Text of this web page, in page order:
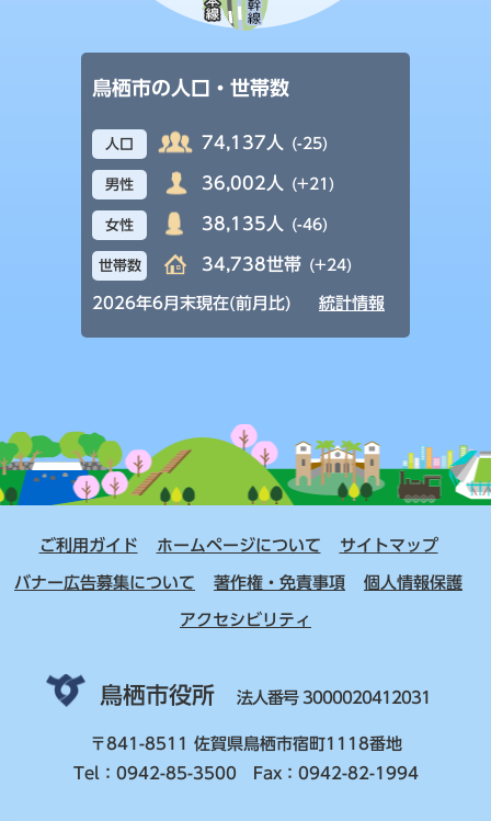
鳥栖市の人口・世帯数
人口 74,137人 (-25)
男性 36,002人 (+21)
女性 38,135人 (-46)
世帯数 34,738世帯 (+24)
2026年6月末現在(前月比) 統計情報
ご利用ガイド ホームページについて サイトマップ
バナー広告募集について 著作権・免責事項 個人情報保護
アクセシビリティ
鳥栖市役所 法人番号 3000020412031
〒841-8511 佐賀県鳥栖市宿町1118番地
Tel：0942-85-3500 Fax：0942-82-1994